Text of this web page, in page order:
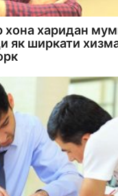
харидан
як ширкати